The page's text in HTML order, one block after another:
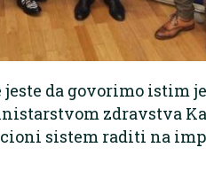
jeste da govorimo istim
zdravstva
sistem raditi na